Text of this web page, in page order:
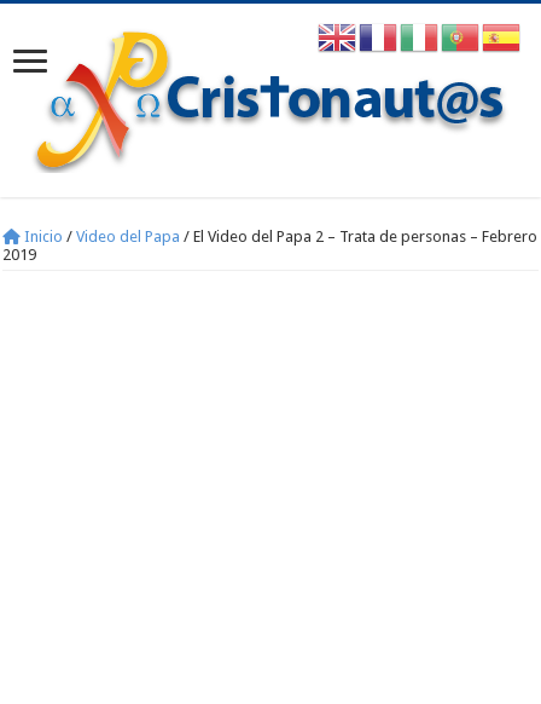
Inicio / Video del Papa / El Video del Papa 2 – Trata de personas – Febrero
2019